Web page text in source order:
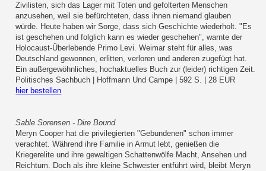
Zivilisten, sich das Lager mit Toten und gefolterten Menschen
anzusehen, weil sie befürchteten, dass ihnen niemand glauben
würde. Heute haben wir Sorge, dass sich Geschichte wiederholt. "Es
ist geschehen und folglich kann es wieder geschehen", warnte der
Holocaust-Überlebende Primo Levi. Weimar steht für alles, was
Deutschland gewonnen, erlitten, verloren und anderen zugefügt hat.
Ein außergewöhnliches, hochaktuelles Buch zur (leider) richtigen Zeit.
Politisches Sachbuch | Hoffmann Und Campe | 592 S. | 28 EUR
hier bestellen
Sable Sorensen - Dire Bound
Meryn Cooper hat die privilegierten "Gebundenen" schon immer
verachtet. Während ihre Familie in Armut lebt, genießen die
Kriegerelite und ihre gewaltigen Schattenwölfe Macht, Ansehen und
Reichtum. Doch als ihre kleine Schwester entführt wird, bleibt Meryn